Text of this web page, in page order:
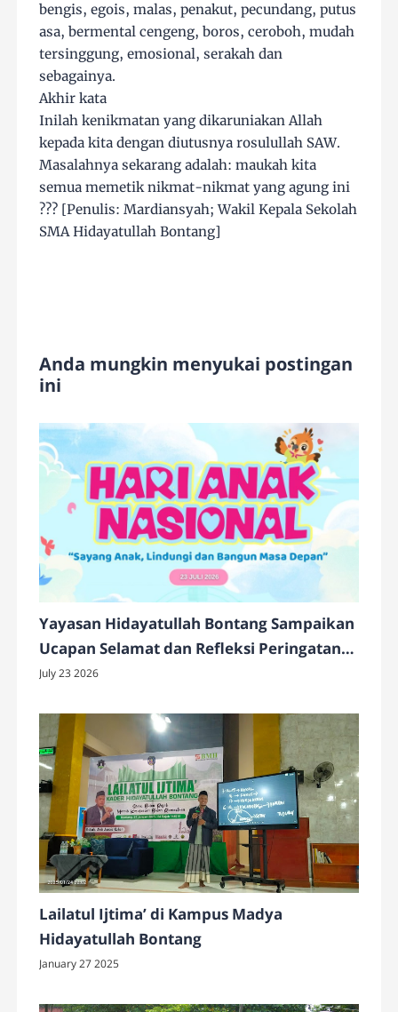
bengis, egois, malas, penakut, pecundang, putus
asa, bermental cengeng, boros, ceroboh, mudah
tersinggung, emosional, serakah dan
sebagainya.
Akhir kata
Inilah kenikmatan yang dikaruniakan Allah
kepada kita dengan diutusnya rosulullah SAW.
Masalahnya sekarang adalah: maukah kita
semua memetik nikmat-nikmat yang agung ini
??? [Penulis: Mardiansyah; Wakil Kepala Sekolah
SMA Hidayatullah Bontang]
Anda mungkin menyukai postingan
ini
Yayasan Hidayatullah Bontang Sampaikan
Ucapan Selamat dan Refleksi Peringatan
Hari Anak Nasional
July 23 2026
Lailatul Ijtima’ di Kampus Madya
Hidayatullah Bontang
January 27 2025